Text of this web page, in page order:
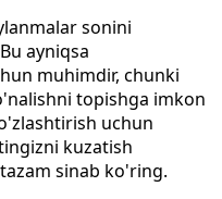
sonini
ayniqsa
muhimdir, chunki
topishga imkon
uchun
kuzatish
sinab ko'ring.